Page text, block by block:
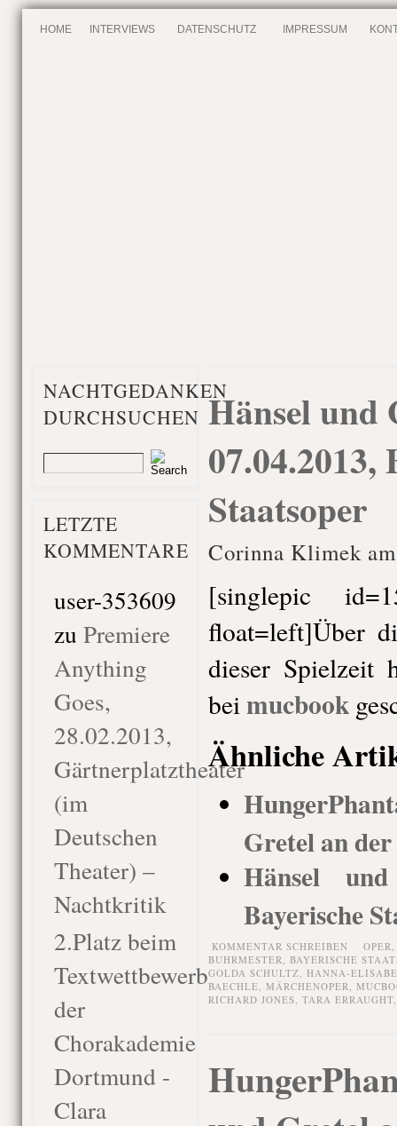
HOME INTERVIEWS DATENSCHUTZ IMPRESSUM
NACHTGEDANKEN
DURCHSUCHEN
LETZTE
KOMMENTARE
user-353609
zu Premiere
Anything
Goes,
28.02.2013,
Gärtnerplatztheater
(im
Deutschen
Theater) –
Nachtkritik
2.Platz beim
Textwettbewerb
der
Chorakademie
Dortmund -
Clara
Hänsel und
07.04.2013,
Staatsoper
Corinna Klimek
[singlepic
float=left]Über
dieser Spielzeit
beimucbook
Ähnliche
Gretel an
Hänsel
Bayerische
KOMMENTAR SCHREIBEN
BUHRMESTER, BAYERISCHE
GOLDA SCHULTZ, HANNA-
BAECHLE, MÄRCHENOPER,
RICHARD JONES, TARA ERRAUGHT